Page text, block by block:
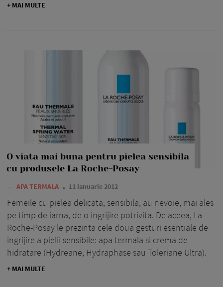
+ MAI MULTE
O viata mai buna pentru pielea sensibila
cu produsele La Roche-Posay
— APA TERMALA 11 ianuarie 2012
Femeile cu pielea delicata, sensibila, au nevoie, mai ales
pe timp de iarna, de o ingrijire potrivita. De aceea, La
Roche-Posay le prezinta cele doua gesturi esentiale de
ingrijire a pielii sensibile: apa termala si crema de
hidratare (Hydreane, Hydraphase sau Toleriane Ultra).
+ MAI MULTE